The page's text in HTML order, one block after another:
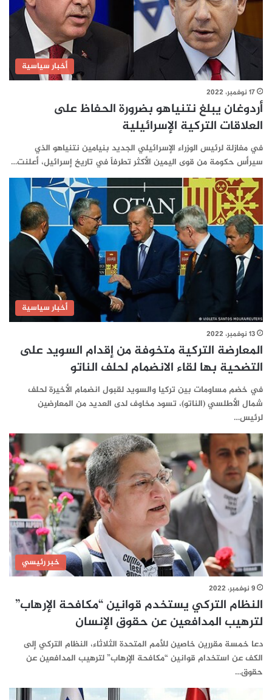
أخبار سياسية
17 نوفمبر، 2022
أردوغان يبلغ نتنياهو بضرورة الحفاظ على
العلاقات التركية الإسرائيلية
في مغازلة لرئيس الوزراء الإسرائيلي الجديد بنيامين نتنياهو الذي
سيرأس حكومة من قوى اليمين الأكثر تطرفاً في تاريخ إسرائيل، أعلنت…
أخبار سياسية
13 نوفمبر، 2022
المعارضة التركية متخوفة من إقدام السويد على
التضحية بها لقاء الانضمام لحلف الناتو
في خضم مساومات بين تركيا والسويد لقبول انضمام الأخيرة لحلف
شمال الأطلسي (الناتو)، تسود مخاوف لدى العديد من المعارضين
لرئيس…
خبر رئيسي
9 نوفمبر، 2022
النظام التركي يستخدم قوانين “مكافحة الإرهاب”
لترهيب المدافعين عن حقوق الإنسان
دعا خمسة مقررين خاصين للأمم المتحدة الثلاثاء، النظام التركي إلى
الكف عن استخدام قوانين “مكافحة الإرهاب” لترهيب المدافعين عن
حقوق…